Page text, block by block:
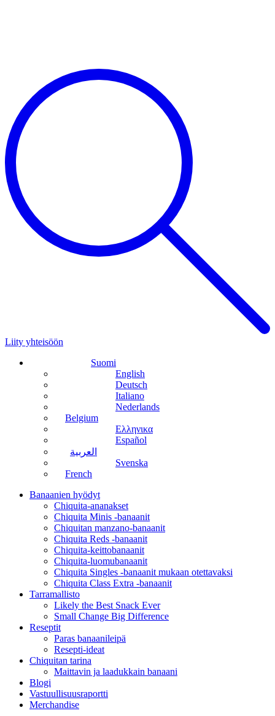
Liity yhteisöön
Suomi
English
Deutsch
Italiano
Nederlands
Belgium
Ελληνικα
Español
العربية
Svenska
French
Banaanien hyödyt
Chiquita-ananakset
Chiquita Minis -banaanit
Chiquitan manzano-banaanit
Chiquita Reds -banaanit
Chiquita-keittobanaanit
Chiquita-luomubanaanit
Chiquita Singles -banaanit mukaan otettavaksi
Chiquita Class Extra -banaanit
Tarramallisto
Likely the Best Snack Ever
Small Change Big Difference
Reseptit
Paras banaanileipä
Resepti-ideat
Chiquitan tarina
Maittavin ja laadukkain banaani
Blogi
Vastuullisuusraportti
Merchandise